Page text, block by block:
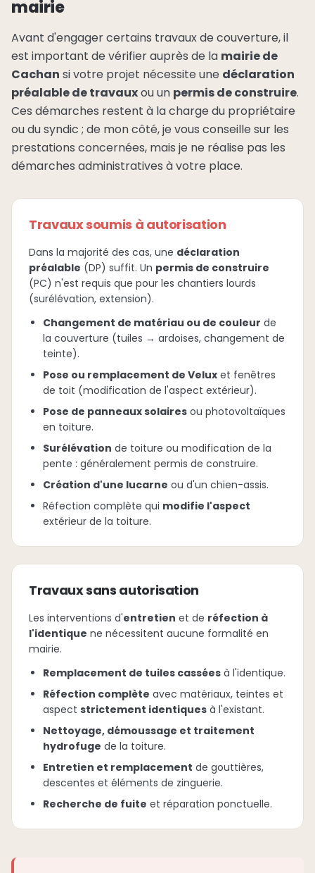
mairie
Avant d'engager certains travaux de couverture, il
est important de vérifier auprès de la mairie de
Cachan si votre projet nécessite une déclaration
préalable de travauxou un permis de construire.
Ces démarches restent à la charge du propriétaire
ou du syndic ; de mon côté, je vous conseille sur les
prestations concernées, mais je ne réalise pas les
démarches administratives à votre place.
Travaux soumis à autorisation
Dans la majorité des cas, une déclaration
préalable (DP) suffit. Un permis de construire
(PC) n'est requis que pour les chantiers lourds
(surélévation, extension).
Changement de matériau ou de couleur de
la couverture (tuiles → ardoises, changement de
teinte).
Pose ou remplacement de Velux et fenêtres
de toit (modification de l'aspect extérieur).
Pose de panneaux solaires ou photovoltaïques
en toiture.
Surélévation de toiture ou modification de la
pente : généralement permis de construire.
Création d'une lucarne ou d'un chien-assis.
Réfection complète qui modifie l'aspect
extérieur de la toiture.
Travaux sans autorisation
Les interventions d'entretien et de réfection à
l'identique ne nécessitent aucune formalité en
mairie.
Remplacement de tuiles cassées à l'identique.
Réfection complète avec matériaux, teintes et
aspect strictement identiques à l'existant.
Nettoyage, démoussage et traitement
hydrofuge de la toiture.
Entretien et remplacement de gouttières,
descentes et éléments de zinguerie.
Recherche de fuite et réparation ponctuelle.